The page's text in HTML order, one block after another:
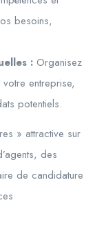
besoins,
: Organisez
entreprise,
potentiels.
» attractive sur
des
de candidature